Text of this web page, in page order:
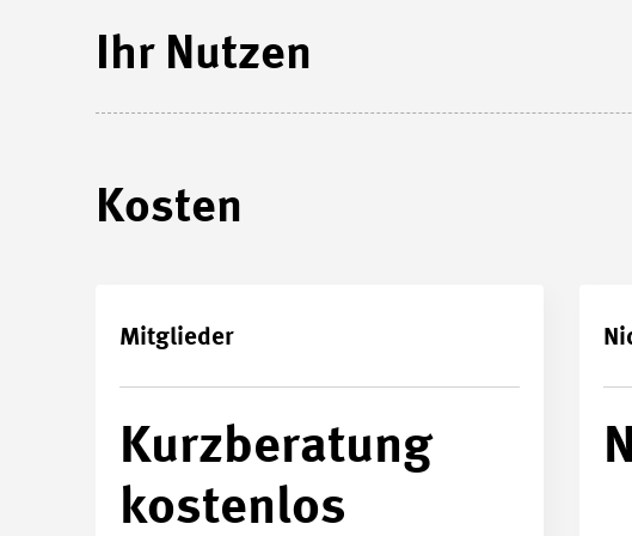
Ihr Nutzen
Kosten
Mitglieder
Kurzberatung
kostenlos